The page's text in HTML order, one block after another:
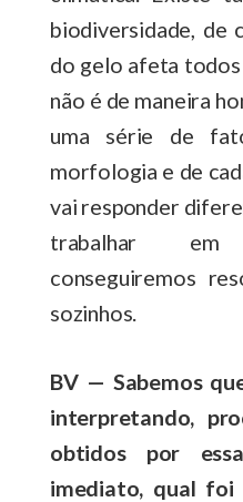
biodiversidade, de
do gelo afeta todos
não é de maneira
uma série de
morfologia e de
vai responder
trabalhar
conseguiremos
sozinhos.
BV — Sabemos
interpretando,
obtidos por
imediato, qual foi